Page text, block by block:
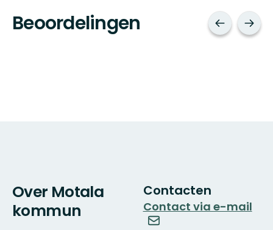
Beoordelingen
Over Motala
kommun
Contacten
Contact via e-mail